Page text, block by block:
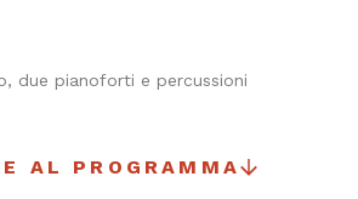
due pianoforti e percussioni
AL PROGRAMMA